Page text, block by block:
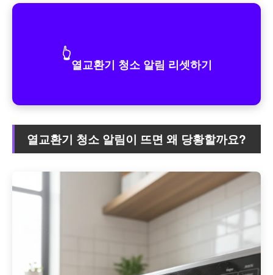
👆
열교환기 청소 알림 리셋하기
열교환기 청소 알림이 뜨면 왜 당황할까요?